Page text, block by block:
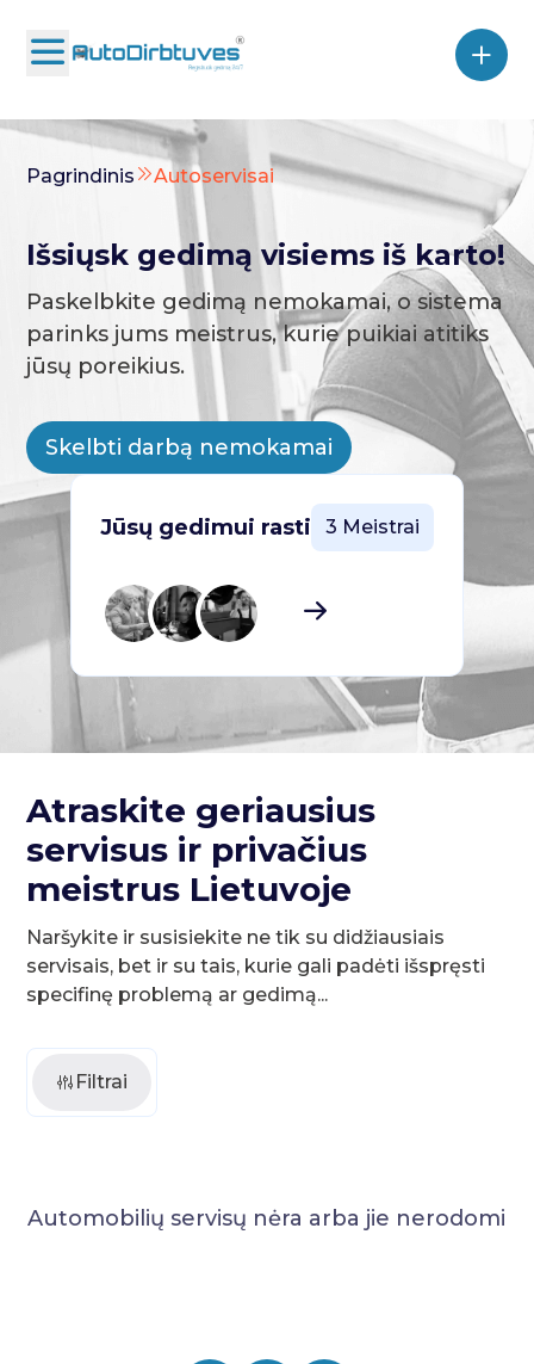
Pagrindinis Autoservisai
Išsiųsk gedimą visiems iš karto!
Paskelbkite gedimą nemokamai, o sistema
parinks jums meistrus, kurie puikiai atitiks
jūsų poreikius.
Skelbti darbą nemokamai
Jūsų gedimui rasti 3 Meistrai
Atraskite geriausius
servisus ir privačius
meistrus Lietuvoje
Naršykite ir susisiekite ne tik su didžiausiais
servisais, bet ir su tais, kurie gali padėti išspręsti
specifinę problemą ar gedimą...
Filtrai
Automobilių servisų nėra arba jie nerodomi